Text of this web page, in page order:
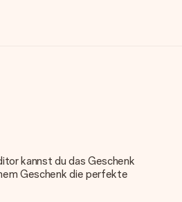
kannst du das Geschenk
Geschenk die perfekte